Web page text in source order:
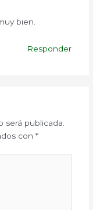
bien.
Responder
publicada.
con *